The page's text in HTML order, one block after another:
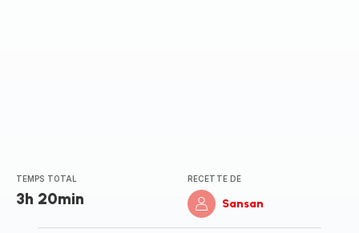
TEMPS TOTAL
3h 20min
RECETTE DE
Sansan